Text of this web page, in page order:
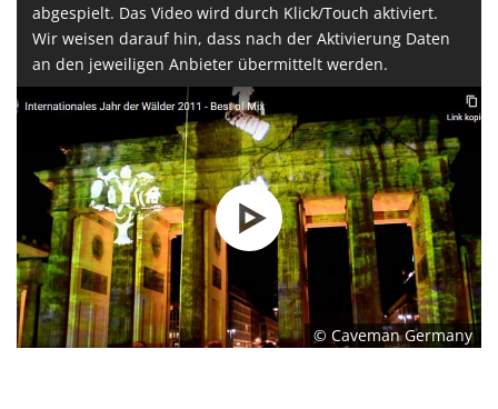
abgespielt. Das Video wird durch Klick/Touch aktiviert.
Wir weisen darauf hin, dass nach der Aktivierung Daten
an den jeweiligen Anbieter übermittelt werden.
© Caveman Germany